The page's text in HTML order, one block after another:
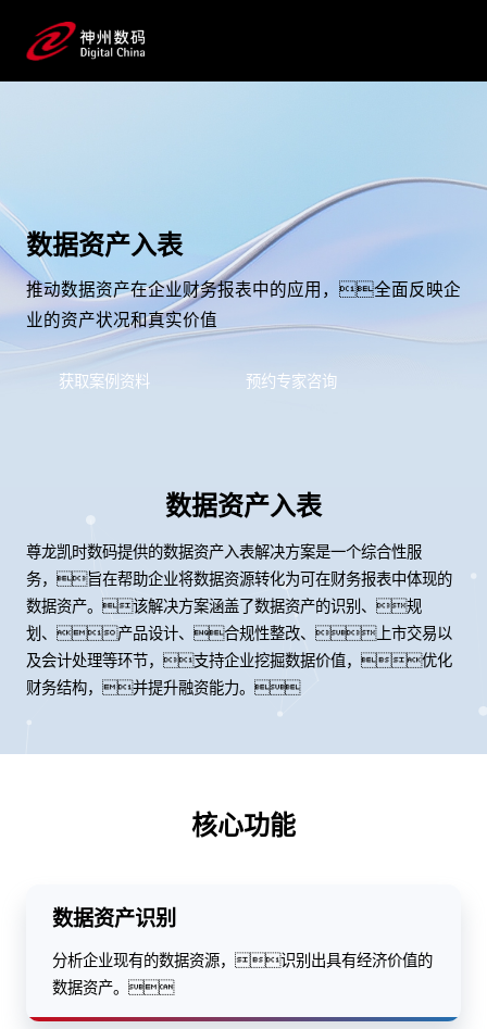
数据资产入表
推动数据资产在企业财务报表中的应用，全面反映企
业的资产状况和真实价值
获取案例资料 预约专家咨询
数据资产入表
尊龙凯时数码提供的数据资产入表解决方案是一个综合性服
务，旨在帮助企业将数据资源转化为可在财务报表中体现的
数据资产。该解决方案涵盖了数据资产的识别、规
划、产品设计、合规性整改、上市交易以
及会计处理等环节，支持企业挖掘数据价值，优化
财务结构，并提升融资能力。
核心功能
数据资产识别
分析企业现有的数据资源，识别出具有经济价值的
数据资产。